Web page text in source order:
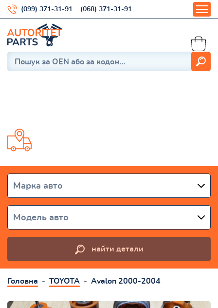
(099) 371-31-91 (068) 371-31-91
Марка авто
Модель авто
найти детали
Головна TOYOTA Avalon 2000-2004